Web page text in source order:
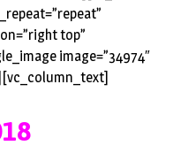
top”
image=”34974″